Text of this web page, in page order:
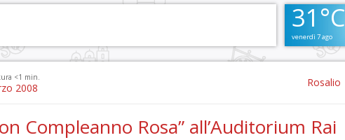
31°C
venerdì 7 ago
<1 min.
2008 Rosalio
Compleanno Rosa” all’Auditorium Rai